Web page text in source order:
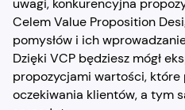
uwagi, konkurencyjna
Celem Value Proposition
pomysłów i ich
Dzięki VCP będziesz mógł
propozycjami wartości, które
oczekiwania klientów, a tym